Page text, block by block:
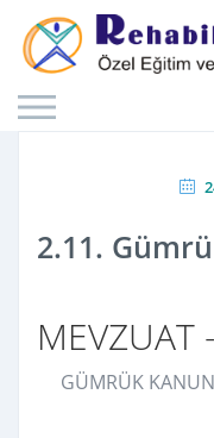
2.11.
MEVZUAT
GÜMRÜK